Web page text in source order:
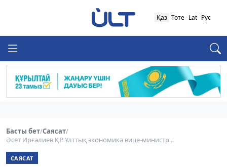
Қаз Төте Lat Рус
Басты бет/Саясат/
Әсет Ирғалиев ҚР Ұлттық экономика вице-министр...
САЯСАТ